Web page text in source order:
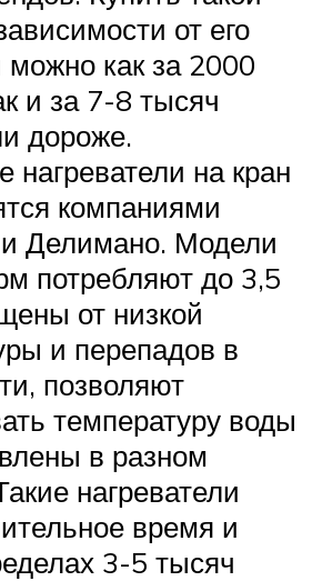
от его
как за 2000
и за 7-8 тысяч
дороже.
нагреватели на кран
компаниями
Делимано. Модели
потребляют до 3,5
от низкой
и перепадов в
позволяют
температуру воды
в разном
нагреватели
время и
3-5 тысяч